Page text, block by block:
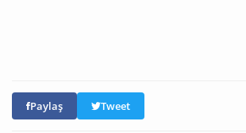
Paylaş Tweet